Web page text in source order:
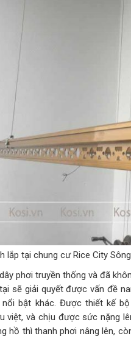
lắp tại chung cư Rice City
phơi truyền thống và đã
sẽ giải quyết được vấn đề
bật khác. Được thiết kế
việt, và chịu được sức nặng
hồ thì thanh phơi nâng lên,